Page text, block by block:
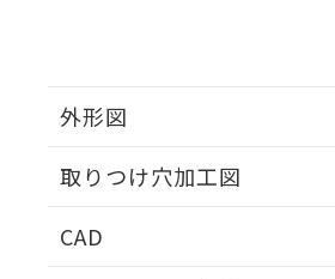
外形図
取りつけ穴加工図
CAD